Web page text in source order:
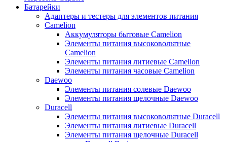
Батарейки
Aдаптеры и тестеры для элементов питания
Camelion
Аккумуляторы бытовые Camelion
Элементы питания высоковольтные
Camelion
Элементы питания литиевые Camelion
Элементы питания часовые Camelion
Daewoo
Элементы питания солевые Daewoo
Элементы питания щелочные Daewoo
Duracell
Элементы питания высоковольтные Duracell
Элементы питания литиевые Duracell
Элементы питания щелочные Duracell